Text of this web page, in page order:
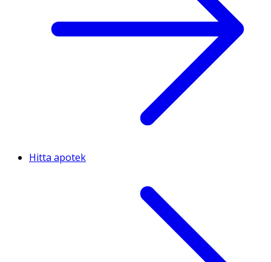
Hitta apotek